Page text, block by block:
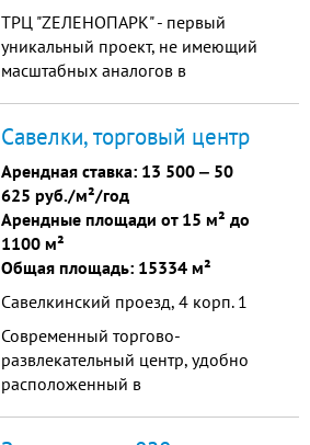
ТРЦ "ZЕЛЕНОПАРК" - первый
уникальный проект, не имеющий
масштабных аналогов в
Савелки, торговый центр
Арендная ставка: 13 500 ‒ 50
625 руб./м²/год
Арендные площади от 15 м² до
1100 м²
Общая площадь: 15334 м²
Савелкинский проезд, 4 корп. 1
Современный торгово-
развлекательный центр, удобно
расположенный в